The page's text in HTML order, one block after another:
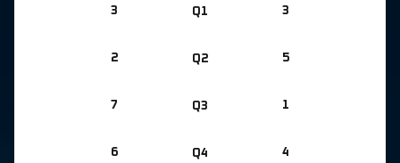
3 Q1 3
2 Q2 5
7 Q3 1
6 Q4 4